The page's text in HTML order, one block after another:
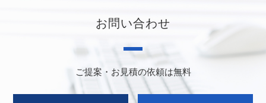
お問い合わせ
ご提案・お見積の依頼は無料